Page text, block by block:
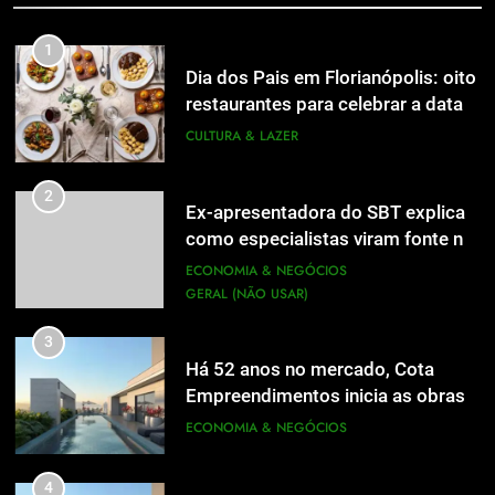
1
Ex-apresentadora do SBT explica
como especialistas viram fonte na
3
1
Dia dos Pais em Florianópolis: oito
restaurantes para celebrar a data
em família
CULTURA & LAZER
2
Ex-apresentadora do SBT explica
como especialistas viram fonte na
mídia
ECONOMIA & NEGÓCIOS
GERAL (NÃO USAR)
3
Há 52 anos no mercado, Cota
Empreendimentos inicia as obras
do Cota 365 e apresenta uma nova
ECONOMIA & NEGÓCIOS
4